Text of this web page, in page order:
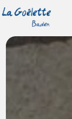
Panneau de gestion